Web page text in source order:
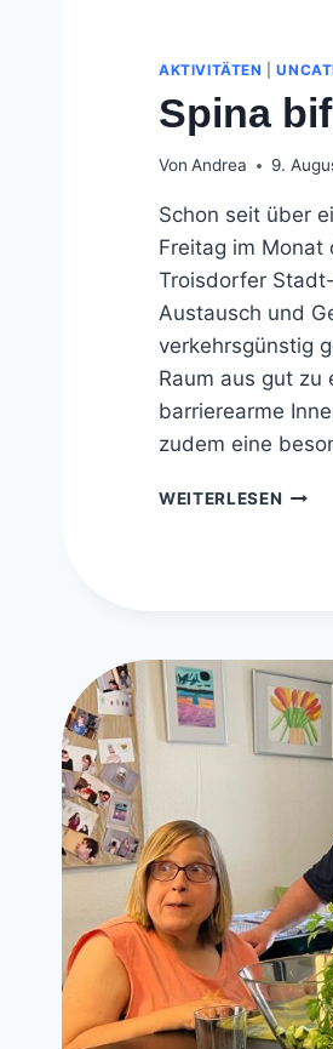
AKTIVITÄTEN |
Spina
Von Andrea 9.
Schon seit über
Freitag im Monat
Troisdorfer
Austausch und
verkehrsgünstig
Raum aus gut
barrierearme
zudem eine
WEITERLESEN SPINA